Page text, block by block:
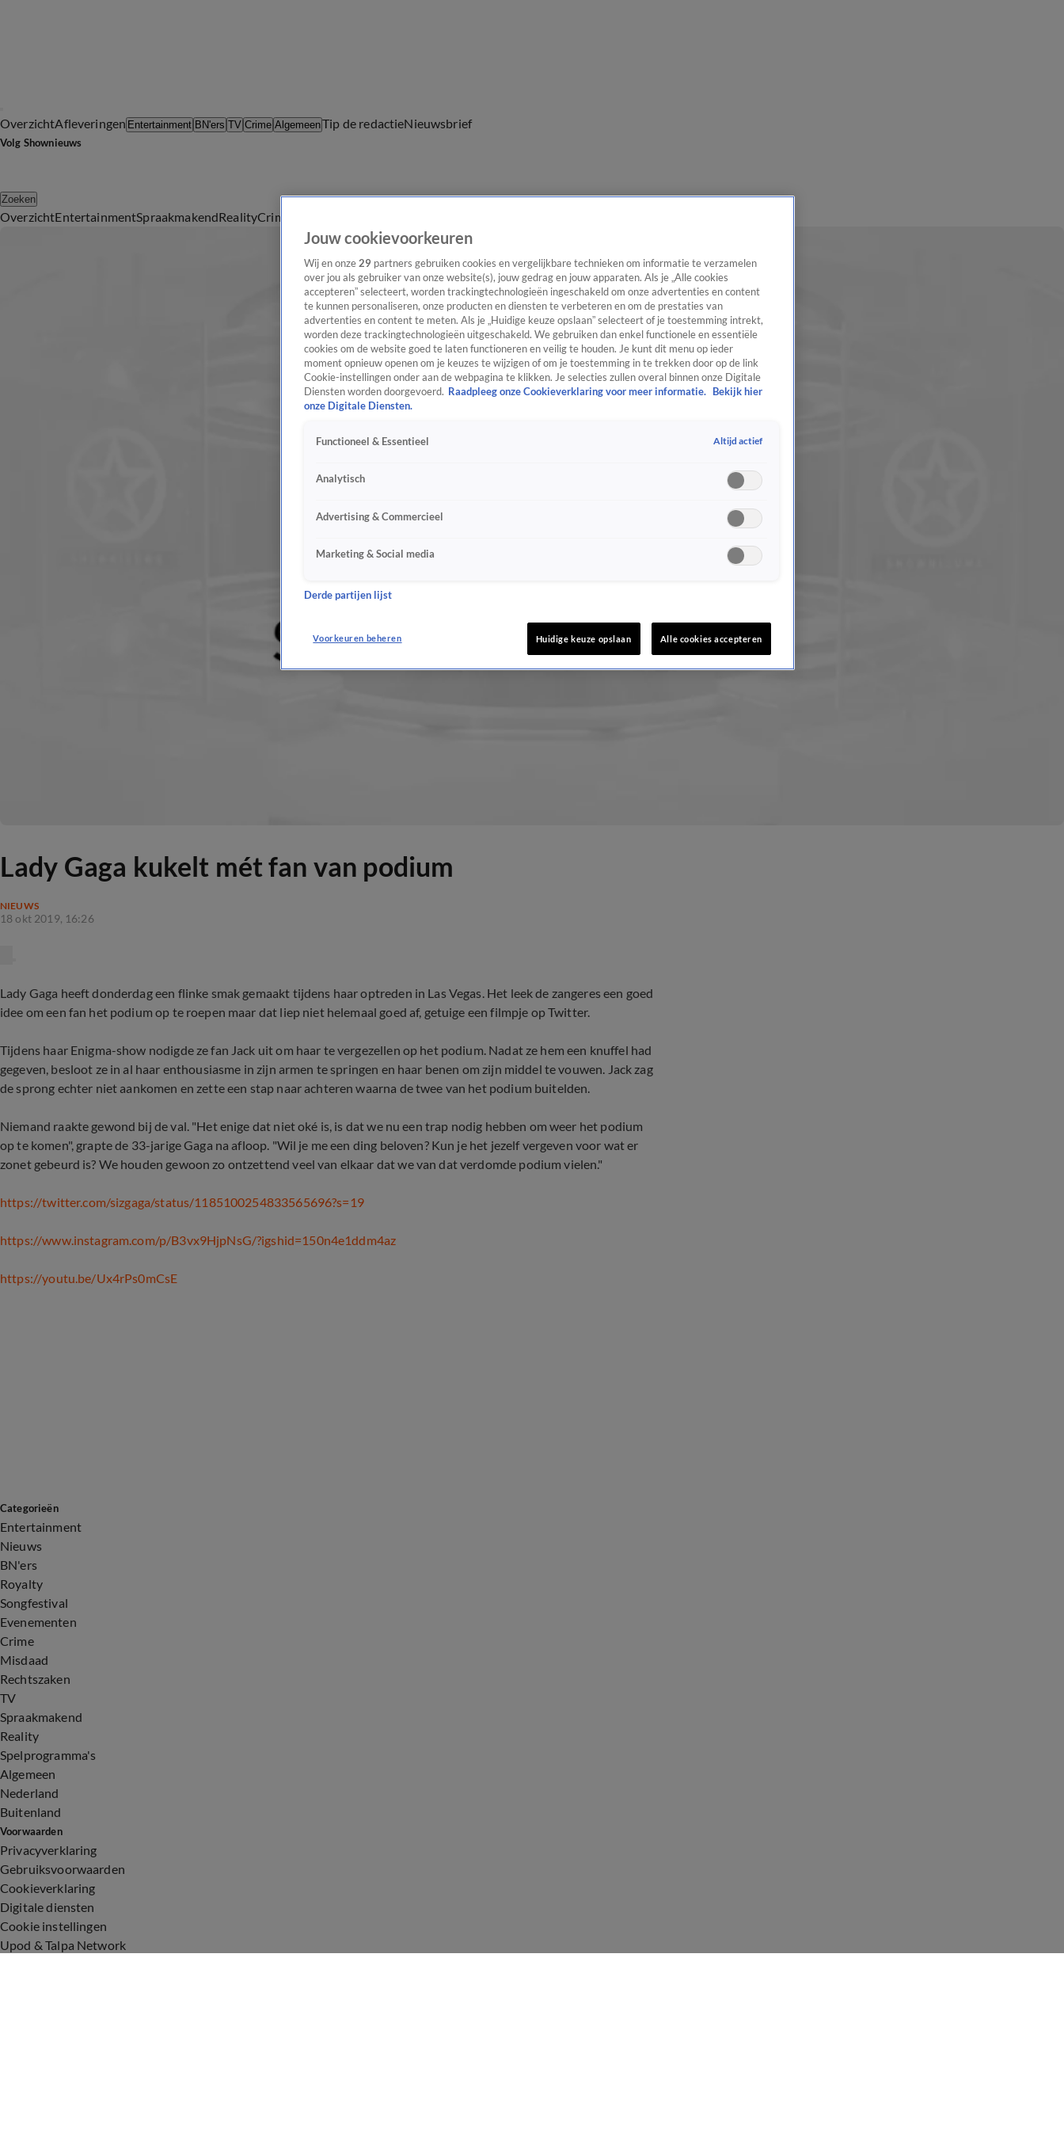
OverzichtAfleveringen Entertainment BN'ers TV Crime AlgemeenTip de redactieNieuwsbrief
Volg Shownieuws
Zoeken
OverzichtEntertainmentSpraakmakendRealityCrime
Lady Gaga kukelt mét fan van podium
NIEUWS
18 okt 2019, 16:26
Lady Gaga heeft donderdag een flinke smak gemaakt tijdens haar optreden in Las Vegas. Het leek de zangeres een goed
idee om een fan het podium op te roepen maar dat liep niet helemaal goed af, getuige een filmpje op Twitter.
Tijdens haar Enigma-show nodigde ze fan Jack uit om haar te vergezellen op het podium. Nadat ze hem een knuffel had
gegeven, besloot ze in al haar enthousiasme in zijn armen te springen en haar benen om zijn middel te vouwen. Jack zag
de sprong echter niet aankomen en zette een stap naar achteren waarna de twee van het podium buitelden.
Niemand raakte gewond bij de val. "Het enige dat niet oké is, is dat we nu een trap nodig hebben om weer het podium
op te komen", grapte de 33-jarige Gaga na afloop. "Wil je me een ding beloven? Kun je het jezelf vergeven voor wat er
zonet gebeurd is? We houden gewoon zo ontzettend veel van elkaar dat we van dat verdomde podium vielen."
https://twitter.com/sizgaga/status/1185100254833565696?s=19
https://www.instagram.com/p/B3vx9HjpNsG/?igshid=150n4e1ddm4az
https://youtu.be/Ux4rPs0mCsE
Categorieën
Entertainment
Nieuws
BN'ers
Royalty
Songfestival
Evenementen
Crime
Misdaad
Rechtszaken
TV
Spraakmakend
Reality
Spelprogramma's
Algemeen
Nederland
Buitenland
Voorwaarden
Privacyverklaring
Gebruiksvoorwaarden
Cookieverklaring
Digitale diensten
Cookie instellingen
Upod & Talpa Network
Jouw cookievoorkeuren
Wij en onze 29 partners gebruiken cookies en vergelijkbare technieken om informatie te verzamelen
over jou als gebruiker van onze website(s), jouw gedrag en jouw apparaten. Als je „Alle cookies
accepteren” selecteert, worden trackingtechnologieën ingeschakeld om onze advertenties en content
te kunnen personaliseren, onze producten en diensten te verbeteren en om de prestaties van
advertenties en content te meten. Als je „Huidige keuze opslaan” selecteert of je toestemming intrekt,
worden deze trackingtechnologieën uitgeschakeld. We gebruiken dan enkel functionele en essentiële
cookies om de website goed te laten functioneren en veilig te houden. Je kunt dit menu op ieder
moment opnieuw openen om je keuzes te wijzigen of om je toestemming in te trekken door op de link
Cookie-instellingen onder aan de webpagina te klikken. Je selecties zullen overal binnen onze Digitale
Diensten worden doorgevoerd. Raadpleeg onze Cookieverklaring voor meer informatie. Bekijk hier
onze Digitale Diensten.
Functioneel & Essentieel Altijd actief
Analytisch
Advertising & Commercieel
Marketing & Social media
Derde partijen lijst
Voorkeuren beheren Huidige keuze opslaan Alle cookies accepteren